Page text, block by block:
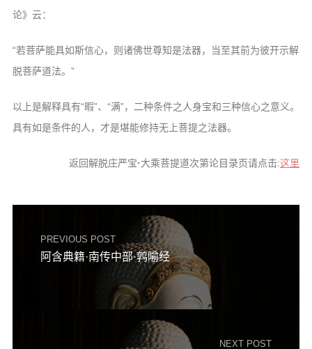
论》云：
“若菩萨能具如斯信心，则诸佛世尊知是法器，当至其前为彼开示解
脱菩萨道法。”
以上是解释具有“暇”、“满”，二种条件之人身宝和三种信心之意义。
具有如是条件的人，才是堪能修持无上菩提之法器。
返回解脱庄严宝·大乘菩提道次第论目录页请点击:这里
PREVIOUS POST
阿含典籍·南传中部·鹑喻经
NEXT POST